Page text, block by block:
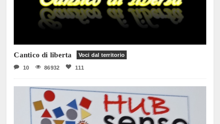
Cantico di liberta Voci dal territorio
10 86932 111